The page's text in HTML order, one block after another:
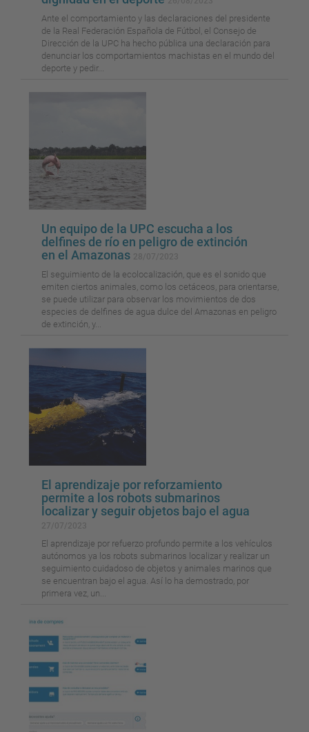
Ante el comportamiento y las declaraciones del presidente
de la Real Federación Española de Fútbol, ​​el Consejo de
Dirección de la UPC ha hecho pública una declaración para
denunciar los comportamientos machistas en el mundo del
deporte y pedir...
Un equipo de la UPC escucha a los
delfines de río en peligro de extinción
en el Amazonas
El seguimiento de la ecolocalización, que es el sonido que
emiten ciertos animales, como los cetáceos, para orientarse,
se puede utilizar para observar los movimientos de dos
especies de delfines de agua dulce del Amazonas en peligro
de extinción, y...
El aprendizaje por reforzamiento
permite a los robots submarinos
localizar y seguir objetos bajo el agua
El aprendizaje por refuerzo profundo permite a los vehículos
autónomos ya los robots submarinos localizar y realizar un
seguimiento cuidadoso de objetos y animales marinos que
se encuentran bajo el agua. Así lo ha demostrado, por
primera vez, un...